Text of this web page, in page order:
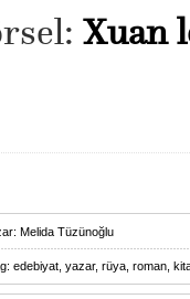
Xuan
Melida Tüzünoğlu
edebiyat yazar, rüya roman